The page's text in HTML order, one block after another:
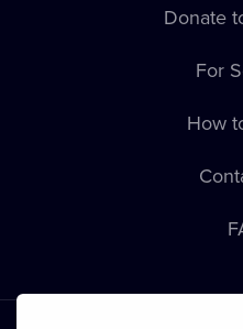
Donate
For
How